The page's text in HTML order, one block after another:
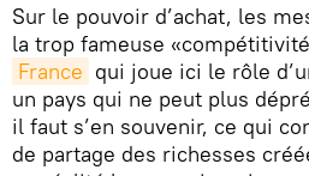
Sur le pouvoir d’achat, les
la trop fameuse
France qui joue ici le rôle
un pays qui ne peut plus
il faut s’en souvenir, ce qui
de partage des richesses